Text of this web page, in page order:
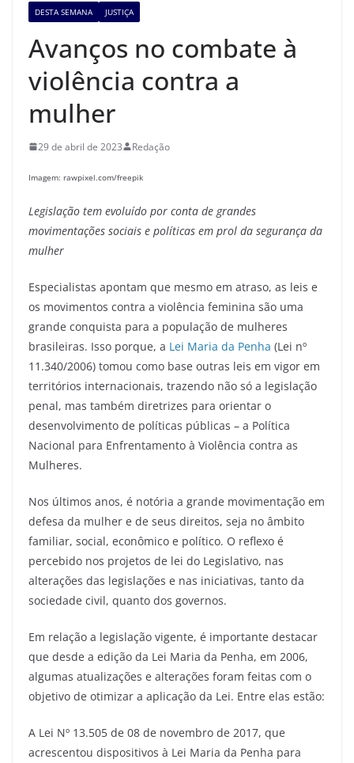
DESTA SEMANA JUSTIÇA
Avanços no combate à
violência contra a
mulher
29 de abril de 2023 Redação
Imagem: rawpixel.com/freepik
Legislação tem evoluído por conta de grandes
movimentações sociais e políticas em prol da segurança da
mulher
Especialistas apontam que mesmo em atraso, as leis e
os movimentos contra a violência feminina são uma
grande conquista para a população de mulheres
brasileiras. Isso porque, a Lei Maria da Penha (Lei nº
11.340/2006) tomou como base outras leis em vigor em
territórios internacionais, trazendo não só a legislação
penal, mas também diretrizes para orientar o
desenvolvimento de políticas públicas – a Política
Nacional para Enfrentamento à Violência contra as
Mulheres.
Nos últimos anos, é notória a grande movimentação em
defesa da mulher e de seus direitos, seja no âmbito
familiar, social, econômico e político. O reflexo é
percebido nos projetos de lei do Legislativo, nas
alterações das legislações e nas iniciativas, tanto da
sociedade civil, quanto dos governos.
Em relação a legislação vigente, é importante destacar
que desde a edição da Lei Maria da Penha, em 2006,
algumas atualizações e alterações foram feitas com o
objetivo de otimizar a aplicação da Lei. Entre elas estão:
A Lei Nº 13.505 de 08 de novembro de 2017, que
acrescentou dispositivos à Lei Maria da Penha para